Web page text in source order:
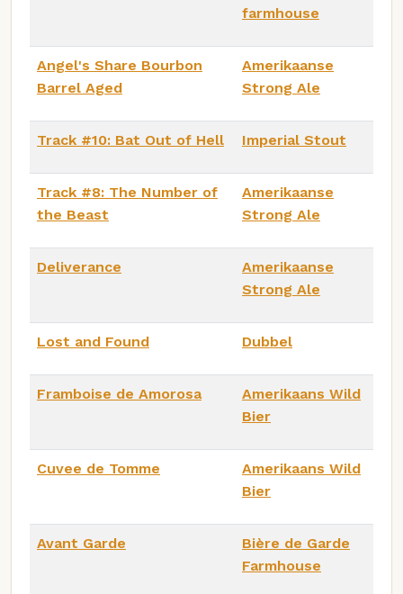
farmhouse
Angel's Share Bourbon
Barrel Aged
Amerikaanse
Strong Ale
Track #10: Bat Out of Hell Imperial Stout
Track #8: The Number of
the Beast
Amerikaanse
Strong Ale
Deliverance
Amerikaanse
Strong Ale
Lost and Found Dubbel
Framboise de Amorosa
Amerikaans Wild
Bier
Cuvee de Tomme
Amerikaans Wild
Bier
Avant Garde
Bière de Garde
Farmhouse